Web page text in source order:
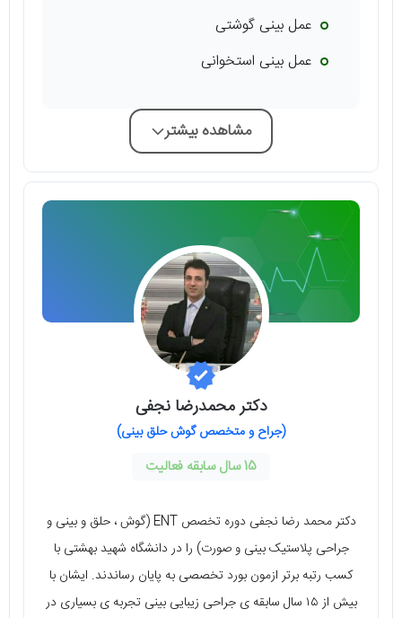
عمل بینی گوشتی
عمل بینی استخوانی
مشاهده بیشتر
دکتر محمدرضا نجفی
(جراح و متخصص گوش حلق بینی)
15 سال سابقه فعالیت
دکتر محمد رضا نجفی دوره تخصص ENT (گوش ، حلق و بینی و
جراحی پلاستیک بینی و صورت) را در دانشگاه شهید بهشتی با
کسب رتبه برتر ازمون بورد تخصصی به پایان رساندند. ایشان با
بیش از ۱۵ سال سابقه ی جراحی زیبایی بینی تجربه ی بسیاری در